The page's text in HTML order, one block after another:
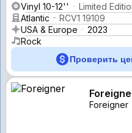
Vinyl 10-12''
Limited
Atlantic
RCV1 19109
USA & Europe
2023
Rock
Проверить
Foreigner